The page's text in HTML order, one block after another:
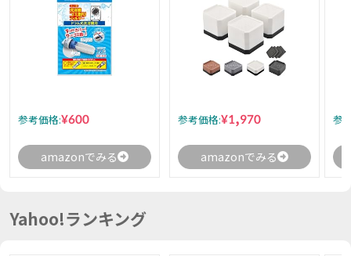
参考価格:¥600
amazonでみる
参考価格:¥1,970
amazonでみる
参
Yahoo!ランキング